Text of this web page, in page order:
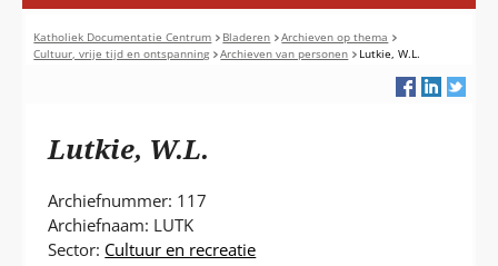
worden
toegestaan
of
N
G
E
P
Katholiek Documentatie Centrum Bladeren
Archieven op thema
Cultuur, vrije tijd en ontspanning
Archieven van personen Lutkie, W.L.
Lutkie, W.L.
Archiefnummer: 117
Archiefnaam: LUTK
Sector: Cultuur en recreatie